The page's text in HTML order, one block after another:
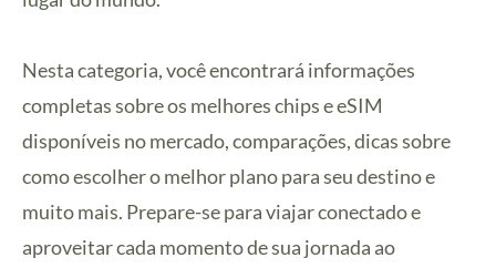
Nesta categoria, você encontrará informações
completas sobre os melhores chips e eSIM
disponíveis no mercado, comparações, dicas sobre
como escolher o melhor plano para seu destino e
muito mais. Prepare-se para viajar conectado e
aproveitar cada momento de sua jornada ao